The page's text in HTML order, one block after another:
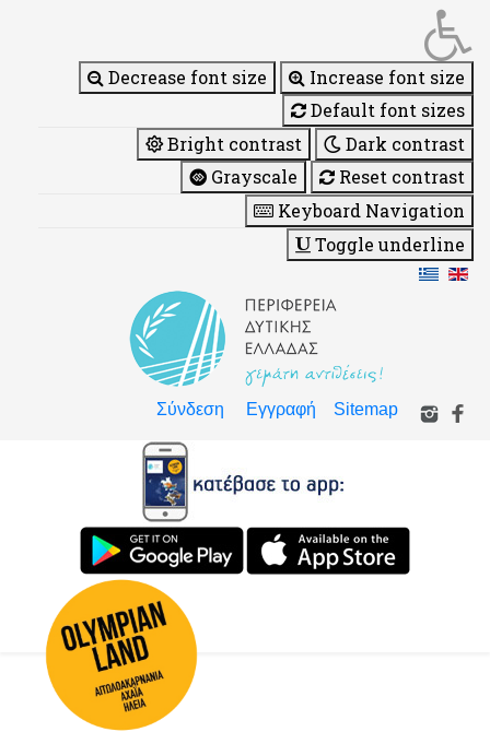
Decrease font size
Increase font size
Default font sizes
Bright contrast
Dark contrast
Grayscale
Reset contrast
Keyboard Navigation
Toggle underline
Σύνδεση Εγγραφή Sitemap